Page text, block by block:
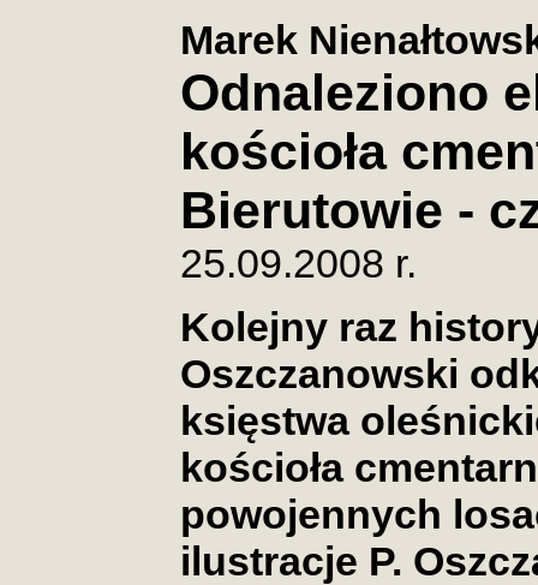
Marek
Odnaleziono
kościoła
Bierutowie -
25.09.2008 r.
Kolejny raz
Oszczanowski
księstwa
kościoła
powojennych
ilustracje P.